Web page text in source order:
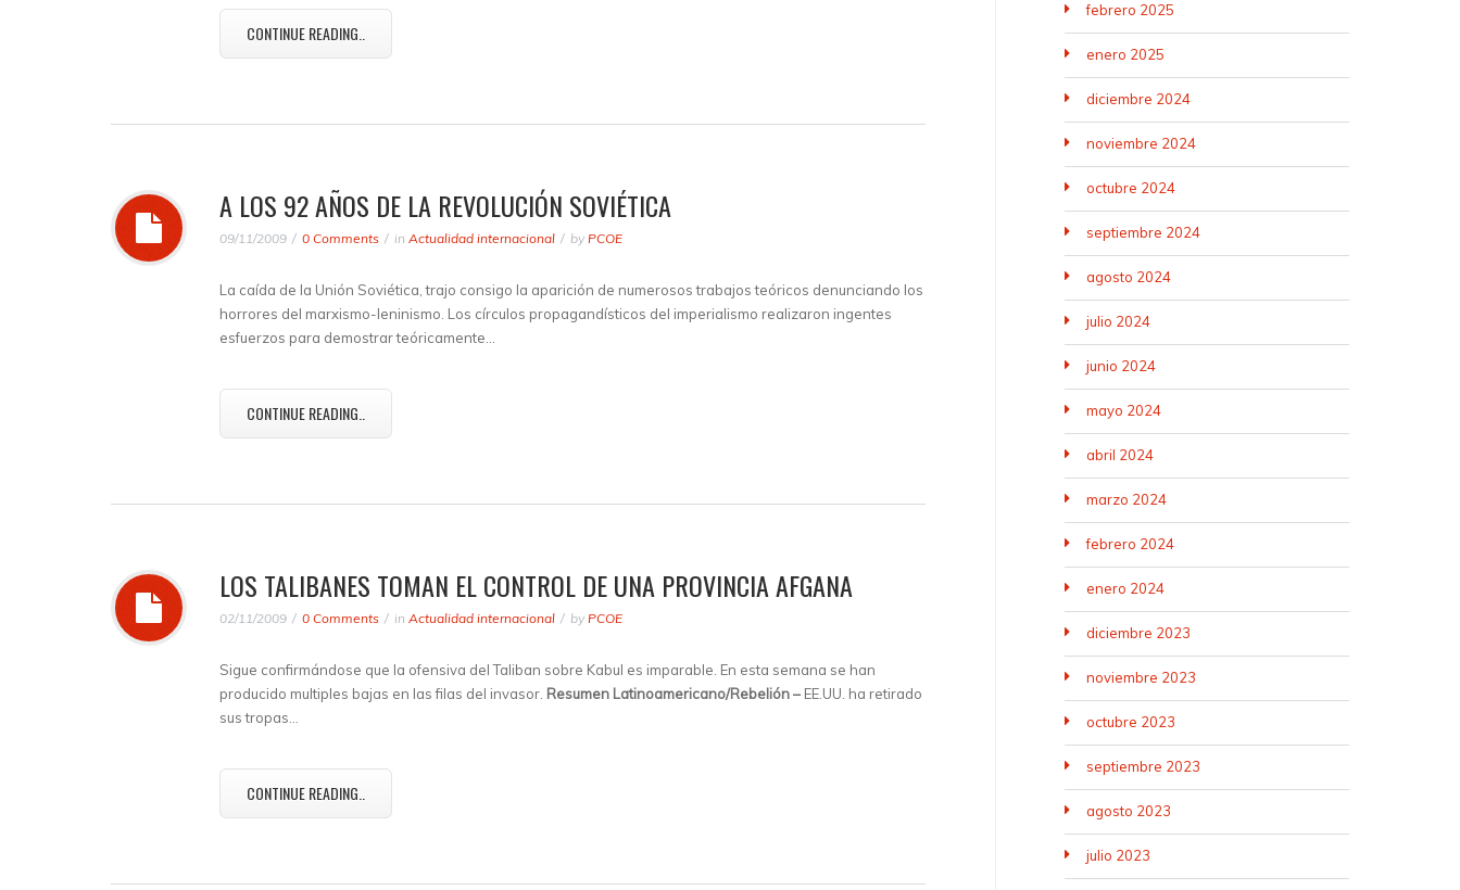
CONTINUE READING..
A LOS 92 AÑOS DE LA REVOLUCIÓN SOVIÉTICA
09/11/2009 0 Comments in Actualidad internacional by PCOE
La caída de la Unión Soviética, trajo consigo la aparición de numerosos trabajos teóricos denunciando los
horrores del marxismo-leninismo. Los círculos propagandísticos del imperialismo realizaron ingentes
esfuerzos para demostrar teóricamente…
CONTINUE READING..
LOS TALIBANES TOMAN EL CONTROL DE UNA PROVINCIA AFGANA
02/11/2009 0 Comments in Actualidad internacional by PCOE
Sigue confirmándose que la ofensiva del Taliban sobre Kabul es imparable. En esta semana se han
producido multiples bajas en las filas del invasor. Resumen Latinoamericano/Rebelión – EE.UU. ha retirado
sus tropas…
CONTINUE READING..
febrero 2025
enero 2025
diciembre 2024
noviembre 2024
octubre 2024
septiembre 2024
agosto 2024
julio 2024
junio 2024
mayo 2024
abril 2024
marzo 2024
febrero 2024
enero 2024
diciembre 2023
noviembre 2023
octubre 2023
septiembre 2023
agosto 2023
julio 2023